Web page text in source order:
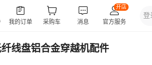
线盘铝合金穿越机配件